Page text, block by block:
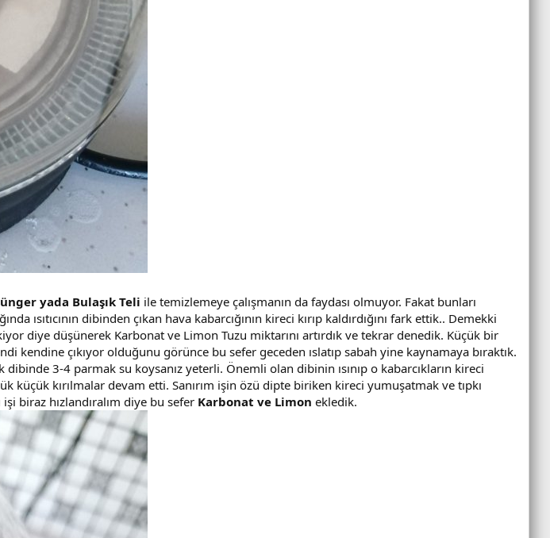
yada Bulaşık Teli ile temizlemeye çalışmanın da faydası olmuyor. Fakat bunları
ısıtıcının dibinden çıkan hava kabarcığının kireci kırıp kaldırdığını fark ettik.. Demekki
diye düşünerek Karbonat ve Limon Tuzu miktarını artırdık ve tekrar denedik. Küçük bir
kendine çıkıyor olduğunu görünce bu sefer geceden ıslatıp sabah yine kaynamaya bıraktık.
3-4 parmak su koysanız yeterli. Önemli olan dibinin ısınıp o kabarcıkların kireci
küçük kırılmalar devam etti. Sanırım işin özü dipte biriken kireci yumuşatmak ve tıpkı
biraz hızlandıralım diye bu sefer Karbonat ve Limon ekledik.